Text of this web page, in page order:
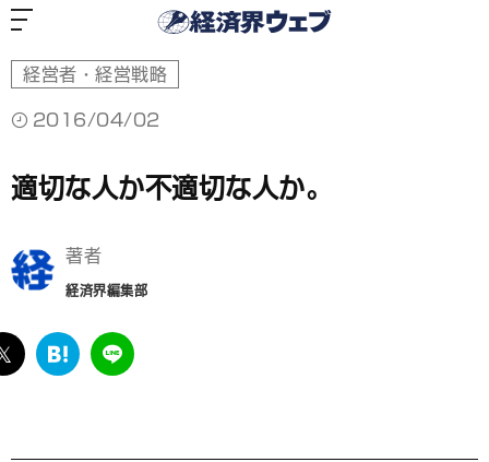
経営者・経営戦略
2016/04/02
適切な人か不適切な人か。
著者
経済界編集部
twitter
は
LINE